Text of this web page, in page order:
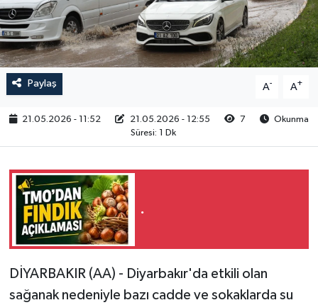
Paylaş A- A+
21.05.2026 - 11:52 21.05.2026 - 12:55 7
Okunma
Süresi: 1 Dk
.
DİYARBAKIR (AA) - Diyarbakır'da etkili olan
sağanak nedeniyle bazı cadde ve sokaklarda su
RESMİ İLAN